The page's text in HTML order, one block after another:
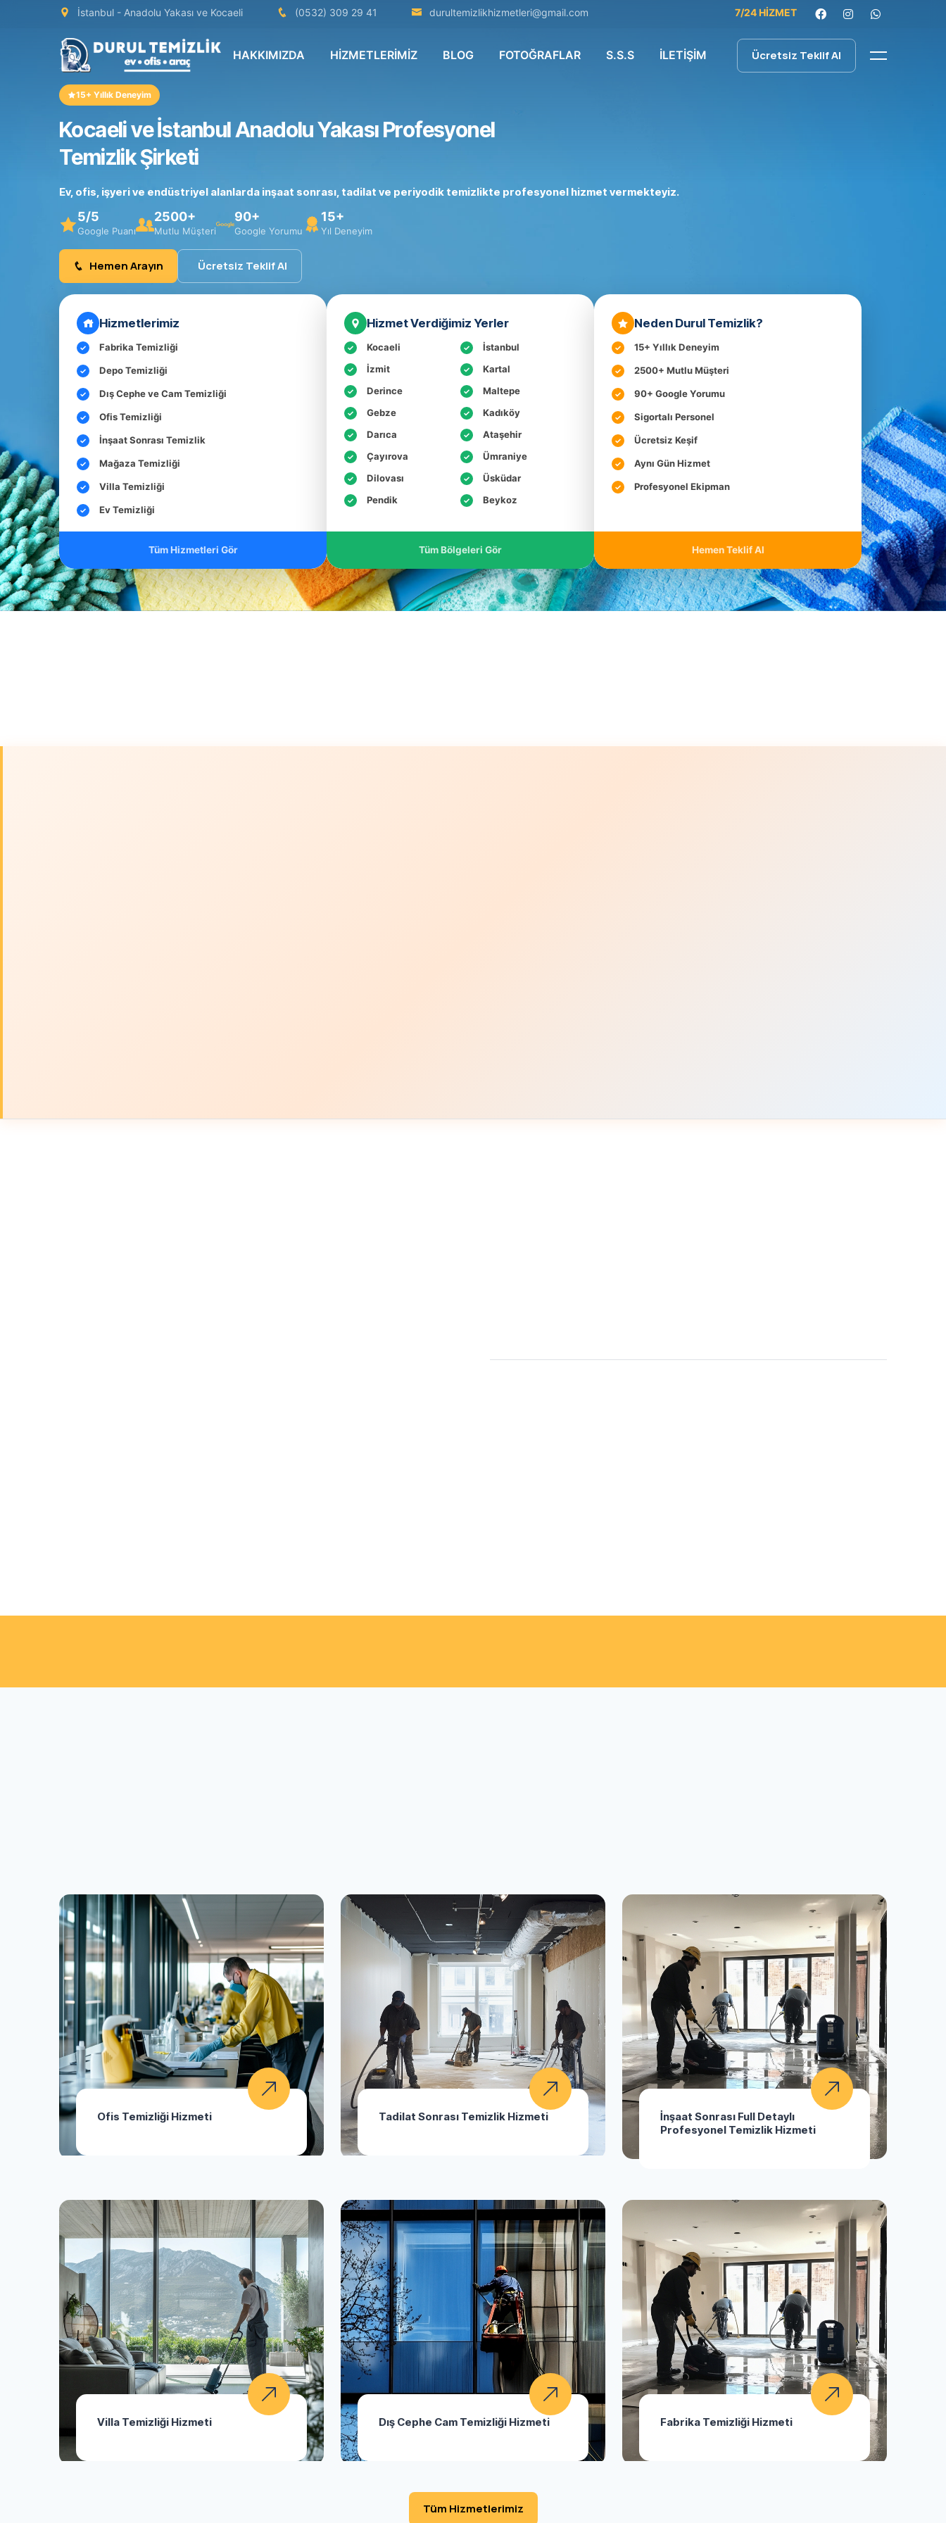
İstanbul - Anadolu Yakası ve Kocaeli (0532) 309 29 41 durultemizlikhizmetleri@gmail.com 7/24 HİZMET
HAKKIMIZDA HİZMETLERİMİZ BLOG FOTOĞRAFLAR S.S.S İLETİŞİM Ücretsiz Teklif Al
15+ Yıllık Deneyim
Kocaeli ve İstanbul Anadolu Yakası Profesyonel
Temizlik Şirketi
Ev, ofis, işyeri ve endüstriyel alanlarda inşaat sonrası, tadilat ve periyodik temizlikte profesyonel hizmet vermekteyiz.
5/5
Google Puanı
2500+
Mutlu Müşteri
90+
Google Yorumu
15+
Yıl Deneyim
Hemen Arayın Ücretsiz Teklif Al
Hizmetlerimiz
Fabrika Temizliği
Depo Temizliği
Dış Cephe ve Cam Temizliği
Ofis Temizliği
İnşaat Sonrası Temizlik
Mağaza Temizliği
Villa Temizliği
Ev Temizliği
Tüm Hizmetleri Gör
Hizmet Verdiğimiz Yerler
Kocaeli
İzmit
Derince
Gebze
Darıca
Çayırova
Dilovası
Pendik
İstanbul
Kartal
Maltepe
Kadıköy
Ataşehir
Ümraniye
Üsküdar
Beykoz
Tüm Bölgeleri Gör
Neden Durul Temizlik?
15+ Yıllık Deneyim
2500+ Mutlu Müşteri
90+ Google Yorumu
Sigortalı Personel
Ücretsiz Keşif
Aynı Gün Hizmet
Profesyonel Ekipman
Hemen Teklif Al
Ofis Temizliği Hizmeti Tadilat Sonrası Temizlik Hizmeti
İnşaat Sonrası Full Detaylı
Profesyonel Temizlik Hizmeti
Villa Temizliği Hizmeti Dış Cephe Cam Temizliği Hizmeti Fabrika Temizliği Hizmeti
Tüm Hizmetlerimiz